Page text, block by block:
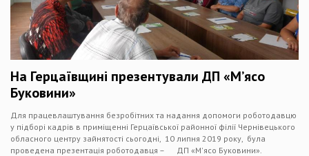
На Герцаївщині презентували ДП «М’ясо
Буковини»
Для працевлаштування безробітних та надання допомоги роботодавцю
у підборі кадрів в приміщенні Герцаївської районної філії Чернівецького
обласного центру зайнятості сьогодні, 10 липня 2019 року, була
проведена презентація роботодавця – ДП «М'ясо Буковини».